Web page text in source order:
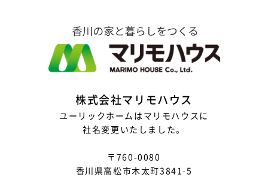
2025年6月
2025年5月
2025年3月
2025年2月
2025年1月
株式会社マリモハウス
ユーリックホームはマリモハウスに
社名変更いたしました。
〒760-0080
香川県高松市木太町3841-5